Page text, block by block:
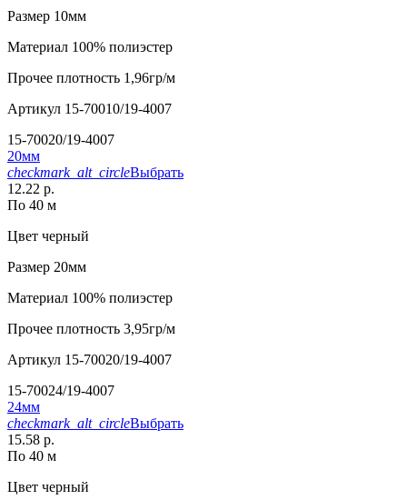
Размер 10мм
Материал 100% полиэстер
Прочее плотность 1,96гр/м
Артикул 15-70010/19-4007
15-70020/19-4007
20мм
checkmark_alt_circleВыбрать
12.22 р.
По 40 м
Цвет черный
Размер 20мм
Материал 100% полиэстер
Прочее плотность 3,95гр/м
Артикул 15-70020/19-4007
15-70024/19-4007
24мм
checkmark_alt_circleВыбрать
15.58 р.
По 40 м
Цвет черный